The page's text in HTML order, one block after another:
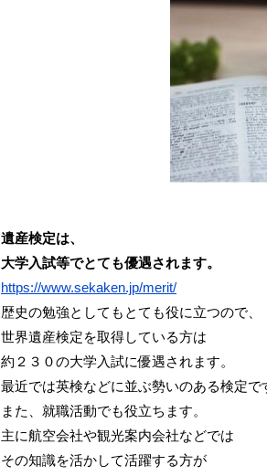
遺産検定は、
大学入試等でとても優遇されます。
https://www.sekaken.jp/merit/
歴史の勉強としてもとても役に立つので、
世界遺産検定を取得している方は
約２３０の大学入試に優遇されます。
最近では英検などに並ぶ勢いのある検定で
また、就職活動でも役立ちます。
主に航空会社や観光案内会社などでは
その知識を活かして活躍する方が